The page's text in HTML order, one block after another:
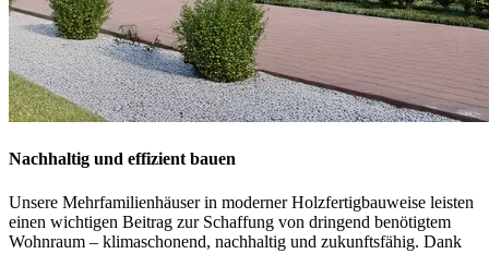
Nachhaltig und effizient bauen
Unsere Mehrfamilienhäuser in moderner Holzfertigbauweise leisten
einen wichtigen Beitrag zur Schaffung von dringend benötigtem
Wohnraum – klimaschonend, nachhaltig und zukunftsfähig. Dank